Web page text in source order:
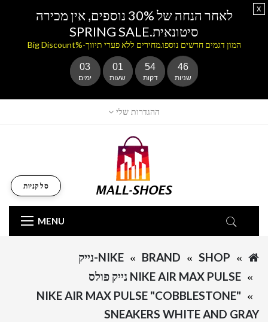
ההגדרות שלי
MENU
סל קניות
SHOP
BRAND
NIKE-נייק
NIKE AIR MAX PULSE נייק פולס
NIKE AIR MAX PULSE "COBBLESTONE"
SNEAKERS WHITE AND GRAY
לאחר הנחה של 30% נוספים, אין מכירה
סיטונאית.SPRING SALE
המון דגמים חדשים נוספו.מחירים ללא פערי תיווך-%Big Discount
03
ימים
01
שעות
54
דקות
46
שניות
x